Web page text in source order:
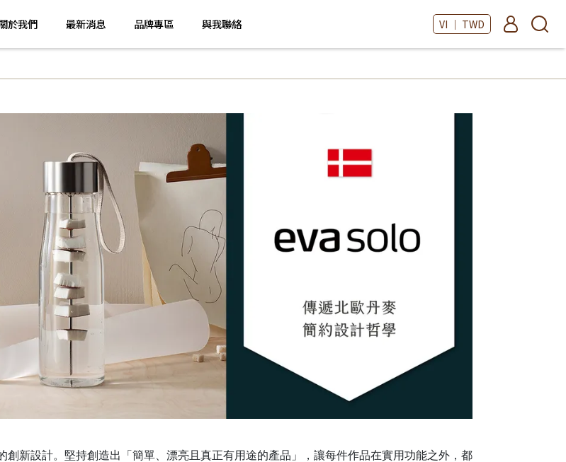
於我們 最新消息 品牌專區 與我聯絡 VI ｜ TWD
創新設計。堅持創造出「簡單、漂亮且真正有用途的產品」，讓每件作品在實用功能之外，都